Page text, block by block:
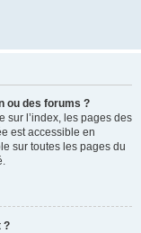
ou des forums ?
sur l’index, les pages des
est accessible en
sur toutes les pages du
?